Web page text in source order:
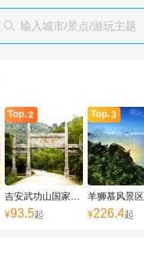
 输入城市/景点/游玩主题
吉安武功山国家级风景名胜区
¥93.5起
羊狮慕风景区
¥226.4起